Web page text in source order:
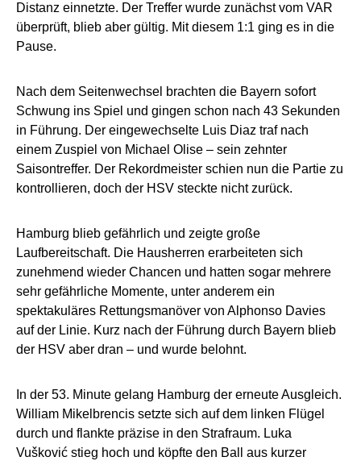
Distanz einnetzte. Der Treffer wurde zunächst vom VAR
überprüft, blieb aber gültig. Mit diesem 1:1 ging es in die
Pause.
Nach dem Seitenwechsel brachten die Bayern sofort
Schwung ins Spiel und gingen schon nach 43 Sekunden
in Führung. Der eingewechselte Luis Diaz traf nach
einem Zuspiel von Michael Olise – sein zehnter
Saisontreffer. Der Rekordmeister schien nun die Partie zu
kontrollieren, doch der HSV steckte nicht zurück.
Hamburg blieb gefährlich und zeigte große
Laufbereitschaft. Die Hausherren erarbeiteten sich
zunehmend wieder Chancen und hatten sogar mehrere
sehr gefährliche Momente, unter anderem ein
spektakuläres Rettungsmanöver von Alphonso Davies
auf der Linie. Kurz nach der Führung durch Bayern blieb
der HSV aber dran – und wurde belohnt.
In der 53. Minute gelang Hamburg der erneute Ausgleich.
William Mikelbrencis setzte sich auf dem linken Flügel
durch und flankte präzise in den Strafraum. Luka
Vušković stieg hoch und köpfte den Ball aus kurzer